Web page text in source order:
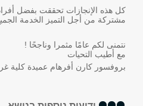
كل هذه الإنجازات تحققت بفضل أفراد
مشتركة من أجل التميز الخدمة
نتمنى لكم عامًا مثمرا وناجحًا !
مع أطيب التحيات
بروفسور كارن أفرهام عميدة كلية